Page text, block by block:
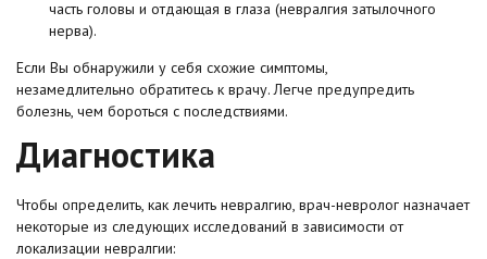
часть головы и отдающая в глаза (невралгия затылочного
нерва).
Если Вы обнаружили у себя схожие симптомы,
незамедлительно обратитесь к врачу. Легче предупредить
болезнь, чем бороться с последствиями.
Диагностика
Чтобы определить, как лечить невралгию, врач-невролог назначает
некоторые из следующих исследований в зависимости от
локализации невралгии: